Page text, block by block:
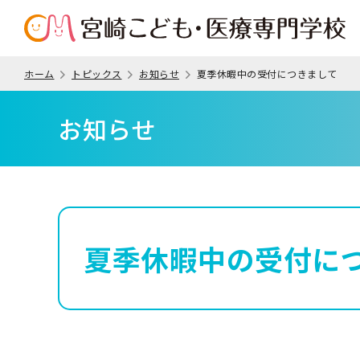
ホーム トピックス お知らせ 夏季休暇中の受付につきまして
お知らせ
夏季休暇中の受付に